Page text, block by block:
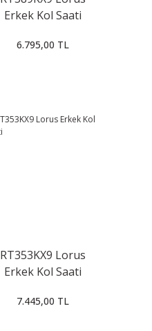
Erkek Kol Saati
6.795,00 TL
RT353KX9 Lorus
Erkek Kol Saati
7.445,00 TL